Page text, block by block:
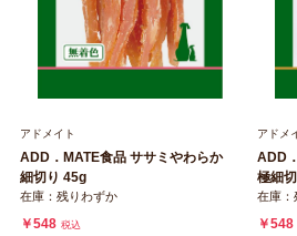
アドメイト
ADD．MATE食品 ササミやわらか
細切り 45g
在庫：残りわずか
￥548 税込
アドメ
ADD
極細
在庫：
￥548